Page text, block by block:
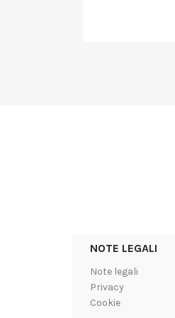
NOTE LEGALI
Note legali
Privacy
Cookie